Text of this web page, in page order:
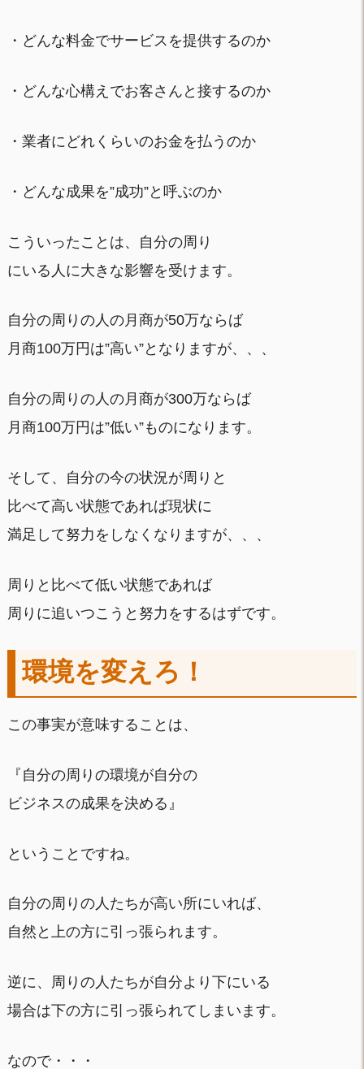
・どんな料金でサービスを提供するのか
・どんな心構えでお客さんと接するのか
・業者にどれくらいのお金を払うのか
・どんな成果を”成功”と呼ぶのか
こういったことは、自分の周り
にいる人に大きな影響を受けます。
自分の周りの人の月商が50万ならば
月商100万円は”高い”となりますが、、、
自分の周りの人の月商が300万ならば
月商100万円は”低い”ものになります。
そして、自分の今の状況が周りと
比べて高い状態であれば現状に
満足して努力をしなくなりますが、、、
周りと比べて低い状態であれば
周りに追いつこうと努力をするはずです。
環境を変えろ！
この事実が意味することは、
『自分の周りの環境が自分の
ビジネスの成果を決める』
ということですね。
自分の周りの人たちが高い所にいれば、
自然と上の方に引っ張られます。
逆に、周りの人たちが自分より下にいる
場合は下の方に引っ張られてしまいます。
なので・・・